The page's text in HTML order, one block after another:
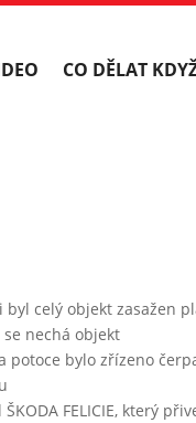
CO DĚLAT
celý objekt zasažen
nechá objekt
bylo zřízeno
FELICIE, který